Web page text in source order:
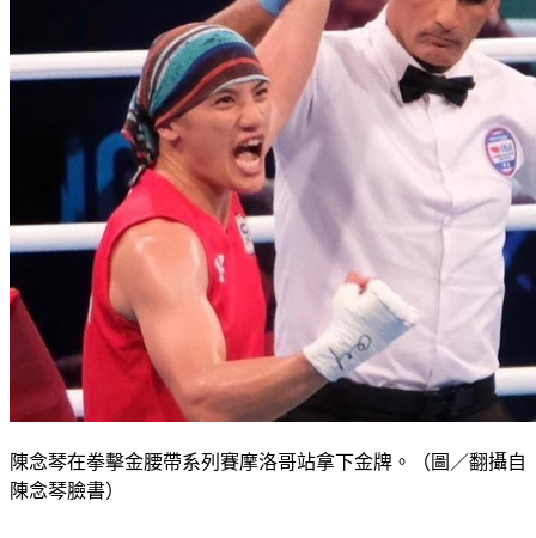
陳念琴在拳擊金腰帶系列賽摩洛哥站拿下金牌。（圖／翻攝自
陳念琴臉書）